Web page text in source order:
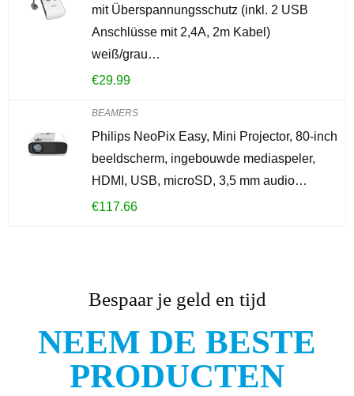
mit Überspannungsschutz (inkl. 2 USB
Anschlüsse mit 2,4A, 2m Kabel)
weiß/grau…
€29.99
BEAMERS
Philips NeoPix Easy, Mini Projector, 80-inch
beeldscherm, ingebouwde mediaspeler,
HDMI, USB, microSD, 3,5 mm audio…
€117.66
Bespaar je geld en tijd
NEEM DE BESTE
PRODUCTEN